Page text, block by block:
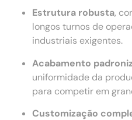
Estrutura robusta,
longos turnos de
industriais exigentes.
Acabamento
uniformidade da
para competir em
Customização